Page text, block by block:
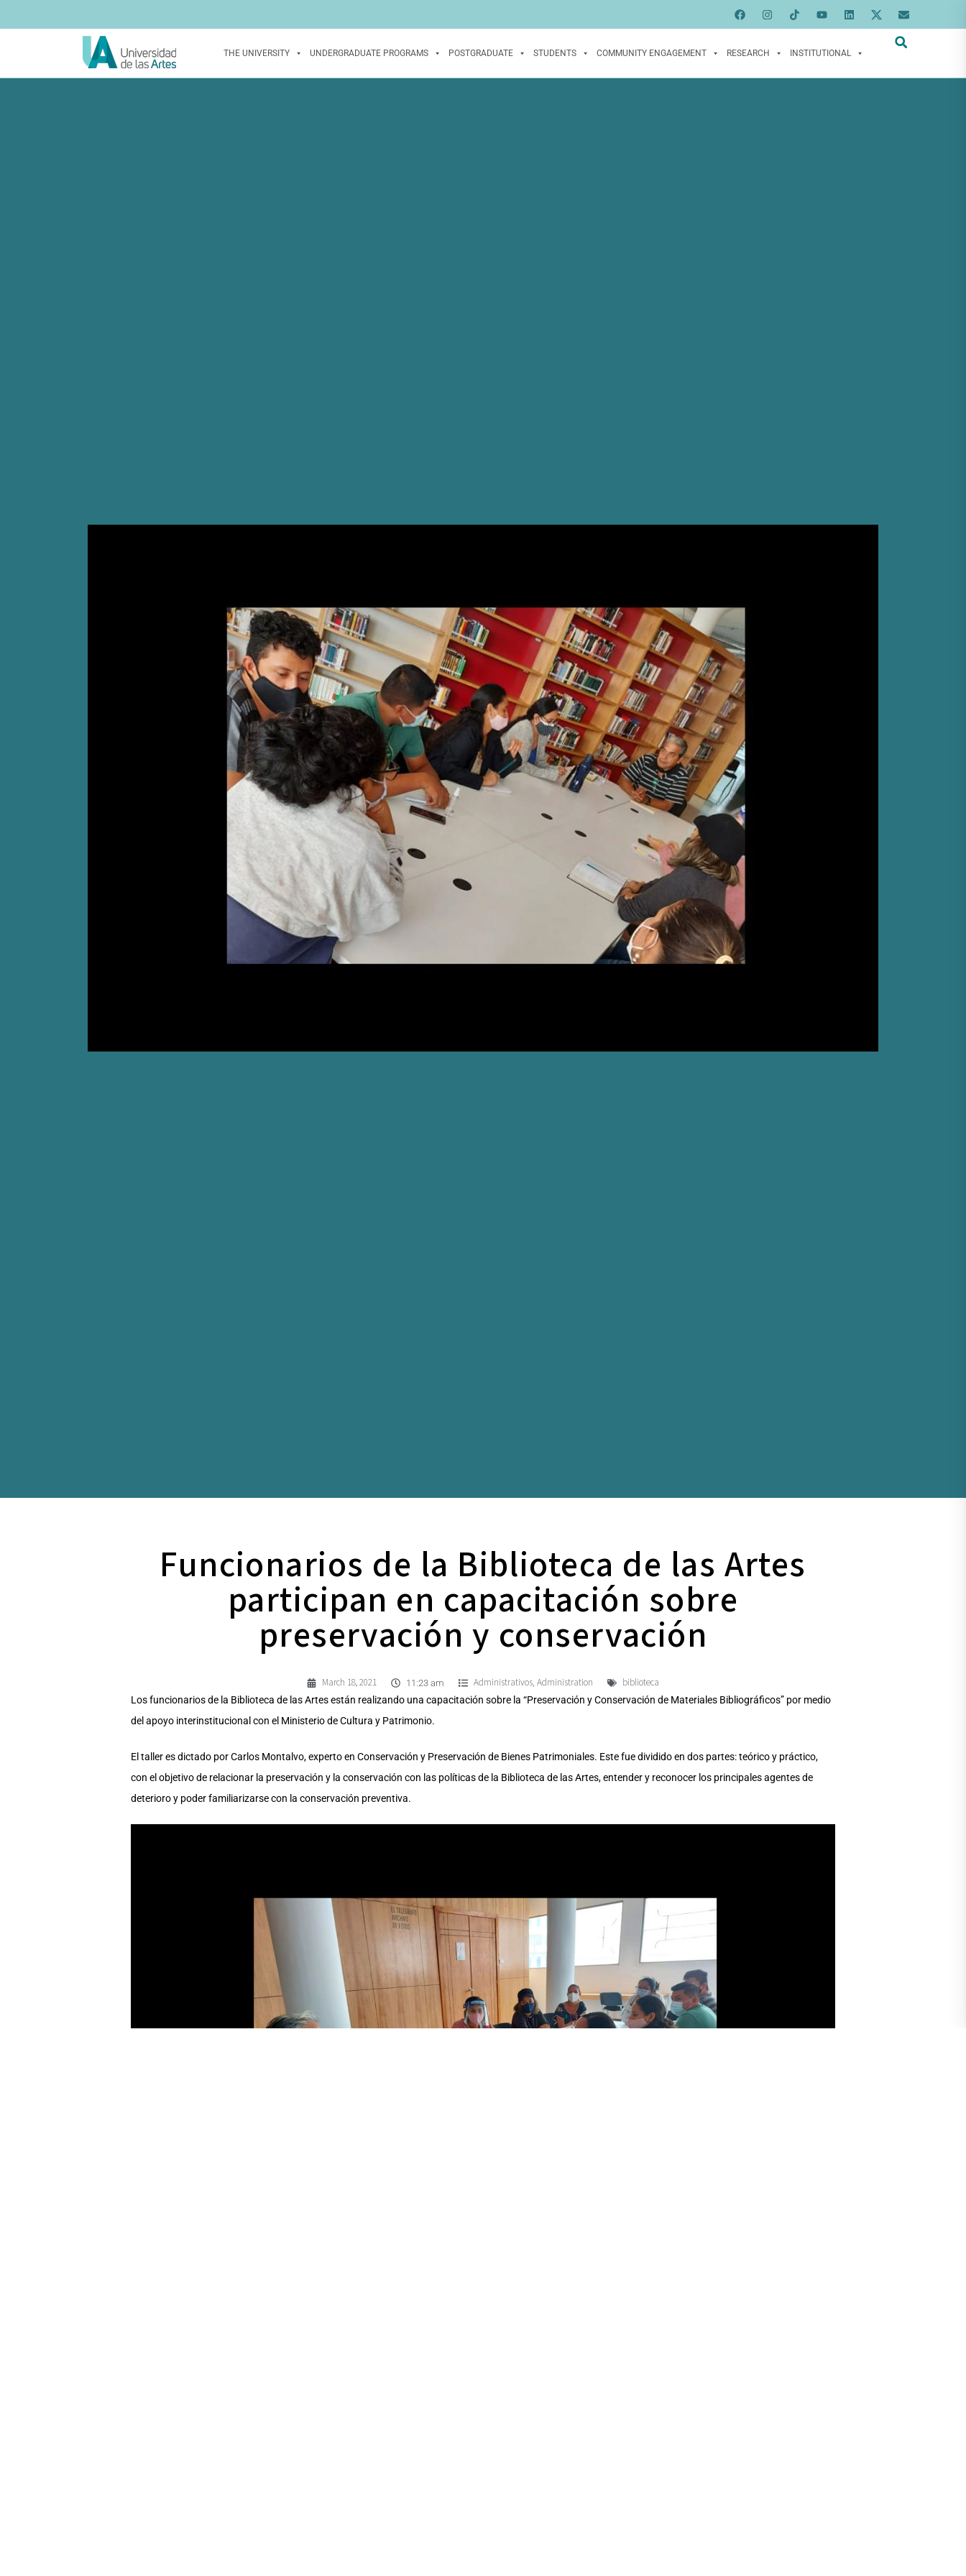
THE UNIVERSITY UNDERGRADUATE PROGRAMS POSTGRADUATE STUDENTS COMMUNITY ENGAGEMENT RESEARCH INSTITUTIONAL
Funcionarios de la Biblioteca de las Artes
participan en capacitación sobre
preservación y conservación
March 18, 2021 11:23 am Administrativos, Administration biblioteca
Los funcionarios de la Biblioteca de las Artes están realizando una capacitación sobre la “Preservación y Conservación de Materiales Bibliográficos” por medio
del apoyo interinstitucional con el Ministerio de Cultura y Patrimonio.
El taller es dictado por Carlos Montalvo, experto en Conservación y Preservación de Bienes Patrimoniales. Este fue dividido en dos partes: teórico y práctico,
con el objetivo de relacionar la preservación y la conservación con las políticas de la Biblioteca de las Artes, entender y reconocer los principales agentes de
deterioro y poder familiarizarse con la conservación preventiva.